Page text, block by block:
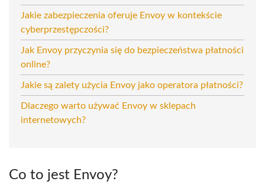
Jakie zabezpieczenia oferuje Envoy w kontekście
cyberprzestępczości?
Jak Envoy przyczynia się do bezpieczeństwa płatności
online?
Jakie są zalety użycia Envoy jako operatora płatności?
Dlaczego warto używać Envoy w sklepach
internetowych?
Co to jest Envoy?